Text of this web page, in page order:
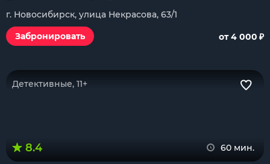
г. Новосибирск, улица Некрасова, 63/1
Забронировать
от 4 000 ₽
Детективные, 11+
8.4 60 мин.